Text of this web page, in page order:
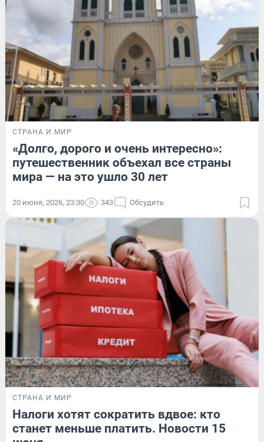
СТРАНА И МИР
«Долго, дорого и очень интересно»:
путешественник объехал все страны
мира — на это ушло 30 лет
20 июня, 2026, 23:30 343 Обсудить
СТРАНА И МИР
Налоги хотят сократить вдвое: кто
станет меньше платить. Новости 15